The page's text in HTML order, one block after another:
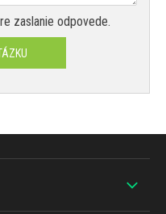
zaslanie odpovede.